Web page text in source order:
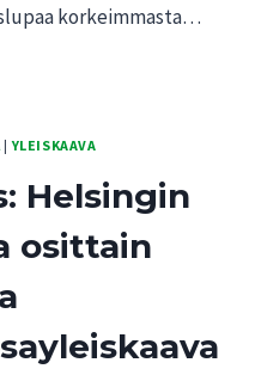
korkeimmasta…
|YLEISKAAVA
Helsingin
osittain